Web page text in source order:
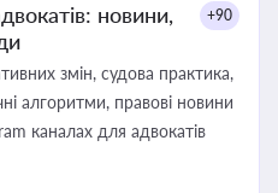
новини,
+90
змін, судова практика,
алгоритми, правові новини
каналах для адвокатів